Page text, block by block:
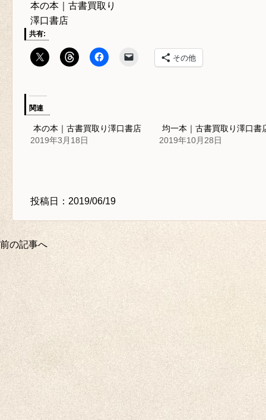
本の本｜古書買取り
澤口書店
共有:
その他
関連
本の本｜古書買取り澤口書店
2019年3月18日
均一本｜古書買取り澤口書
2019年10月28日
投稿日：2019/06/19
前の記事へ